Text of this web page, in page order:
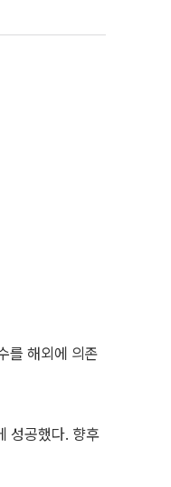
를 해외에 의존
성공했다. 향후